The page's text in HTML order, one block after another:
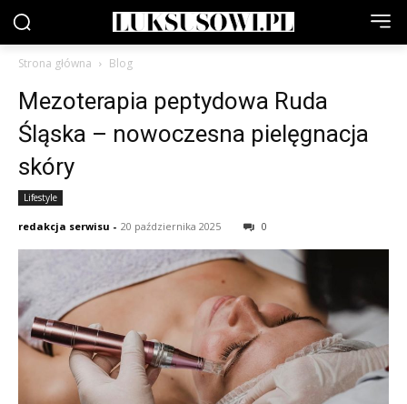
Strona główna Blog
Mezoterapia peptydowa Ruda
Śląska – nowoczesna pielęgnacja
skóry
Lifestyle
redakcja serwisu - 20 października 2025 0